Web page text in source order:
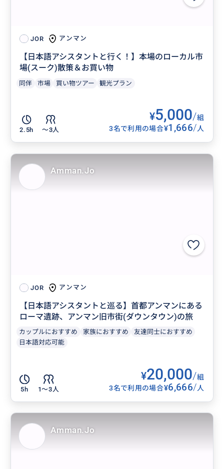
JOR アンマン
【日本語アシスタントと行く！】本場のローカル市
場(スーク)散策＆お買い物
同伴 市場 買い物ツアー 観光プラン
2.5h 〜3人
¥5,000/組
3名で利用の場合¥1,666/人
JOR アンマン
【日本語アシスタントと巡る】首都アンマンにある
ローマ遺跡、アンマン旧市街(ダウンタウン)の旅
カップルにおすすめ 家族におすすめ
友達同士におすすめ
日本語対応可能
5h 1〜3人
¥20,000/組
3名で利用の場合¥6,666/人
Amman.Jo
Amman.Jo